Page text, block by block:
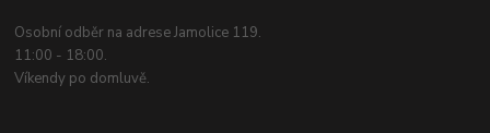
Osobní odběr na adrese Jamolice 119.
11:00 - 18:00.
Víkendy po domluvě.